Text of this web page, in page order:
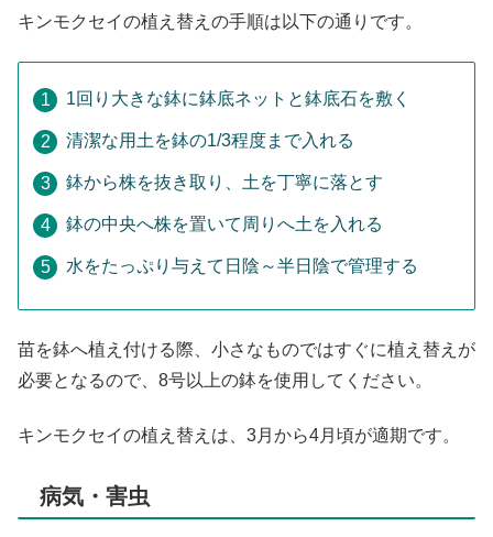
キンモクセイの植え替えの手順は以下の通りです。
1回り大きな鉢に鉢底ネットと鉢底石を敷く
清潔な用土を鉢の1/3程度まで入れる
鉢から株を抜き取り、土を丁寧に落とす
鉢の中央へ株を置いて周りへ土を入れる
水をたっぷり与えて日陰～半日陰で管理する
苗を鉢へ植え付ける際、小さなものではすぐに植え替えが
必要となるので、8号以上の鉢を使用してください。
キンモクセイの植え替えは、3月から4月頃が適期です。
病気・害虫